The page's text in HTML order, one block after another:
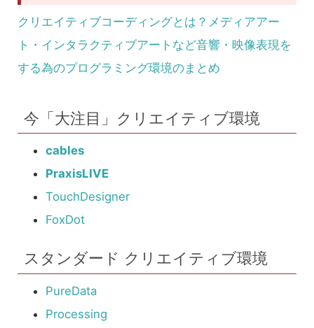
クリエイティブコーディングとは？メディアアー
ト・インタラクティブアートなど音響・映像表現を
する為のプログラミング環境のまとめ
今「大注目」クリエイティブ環境
cables
PraxisLIVE
TouchDesigner
FoxDot
スタンダード クリエイティブ環境
PureData
Processing